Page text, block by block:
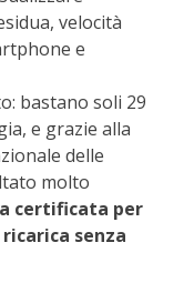
velocità
e
bastano soli 29
e grazie alla
delle
molto
certificata per
senza